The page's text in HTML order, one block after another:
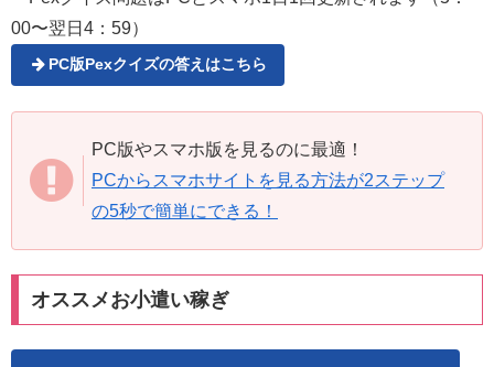
00〜翌日4：59）
PC版Pexクイズの答えはこちら
PC版やスマホ版を見るのに最適！
PCからスマホサイトを見る方法が2ステップ
の5秒で簡単にできる！
オススメお小遣い稼ぎ